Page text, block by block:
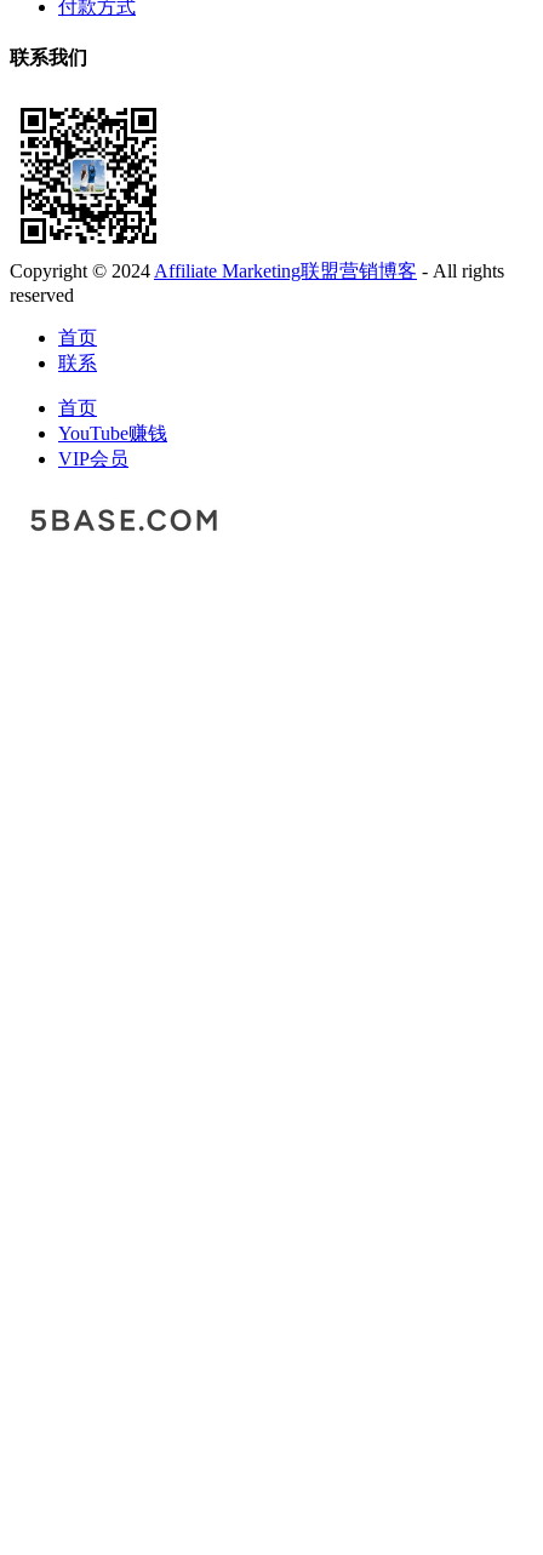
付款方式
联系我们
Copyright © 2024 Affiliate Marketing联盟营销博客 - All rights
reserved
首页
联系
首页
YouTube赚钱
VIP会员